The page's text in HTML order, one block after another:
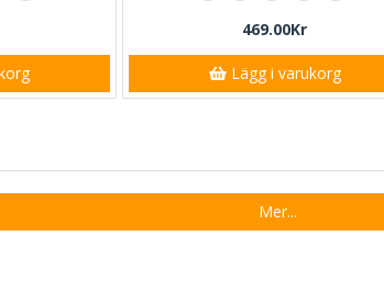
469.00Kr
Lägg i varukorg
Mer...